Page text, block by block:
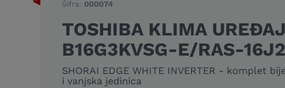
Šifra: 000074
TOSHIBA KLIMA
B16G3KVSG-E/RAS-
SHORAI EDGE WHITE INVERTER - komplet
i vanjska jedinica